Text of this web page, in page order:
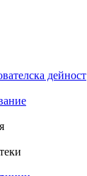
дейност